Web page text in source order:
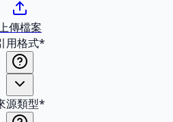
傳檔案
用格式*
源類型*